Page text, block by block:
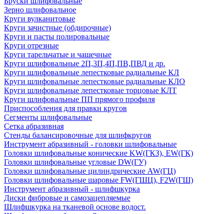
Зерно шлифовальное
Круги вулканитовые
Круги зачистные (обдирочные)
Круги и пасты полировальные
Круги отрезные
Круги тарельчатые и чашечные
Круги шлифовальные 2П,3П,4П,ПВ,ПВД и др.
Круги шлифовальные лепестковые радиальные КЛ
Круги шлифовальные лепестковые радиальные КЛО
Круги шлифовальные лепестковые торцовые КЛТ
Круги шлифовальные ПП прямого профиля
Приспособления для правки кругов
Сегменты шлифовальные
Сетка абразивная
Стенды балансировочные для шлифкругов
Инструмент абразивный - головки шлифовальные
Головки шлифовальные конические KW(ГКЗ), EW(ГК)
Головки шлифовальные угловые DW(ГУ)
Головки шлифовальные цилиндрические AW(ГЦ)
Головки шлифовальные шаровые FW(ГШЦ), F2W(ГШ)
Инструмент абразивный - шлифшкурка
Диски фибровые и самозацепляемые
Шлифшкурка на тканевой основе водост.